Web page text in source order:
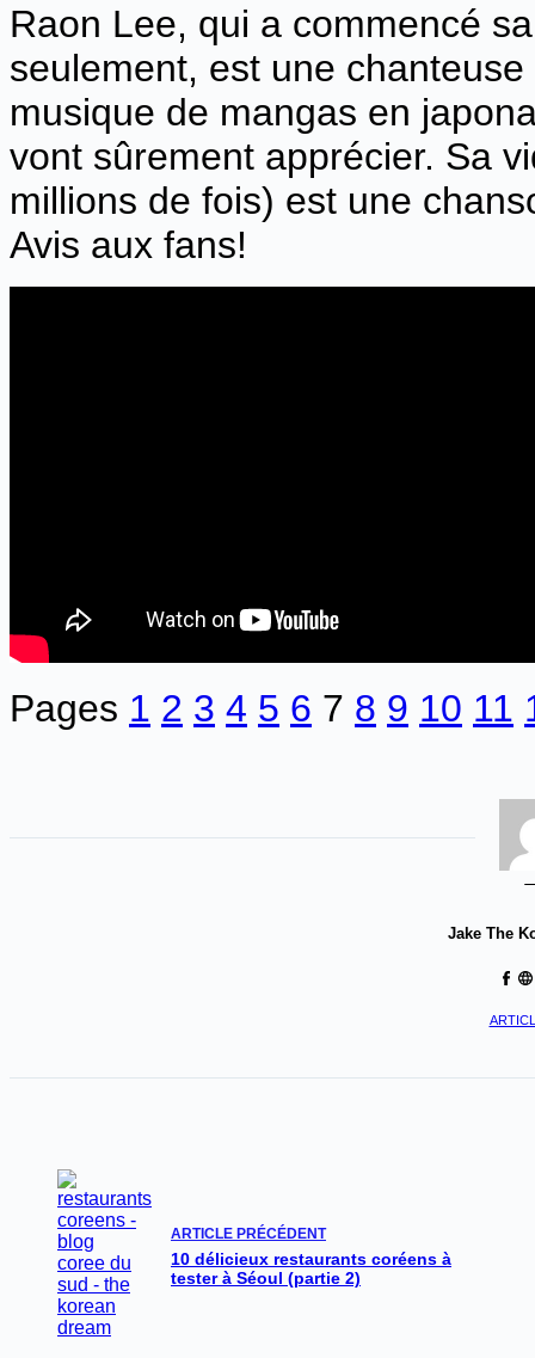
Raon Lee, qui a commencé
seulement, est une
musique de mangas en
vont sûrement apprécier. Sa
millions de fois) est une
Avis aux fans!
Pages 1 2 3 4 5 6 7 8 9 10 11
Jake The
ARTICLE PRÉCÉDENT
10 délicieux restaurants coréens à
tester à Séoul (partie 2)